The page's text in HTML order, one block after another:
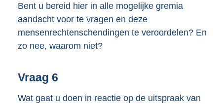
Bent u bereid hier in alle mogelijke gremia
aandacht voor te vragen en deze
mensenrechtenschendingen te veroordelen? En
zo nee, waarom niet?
Vraag 6
Wat gaat u doen in reactie op de uitspraak van